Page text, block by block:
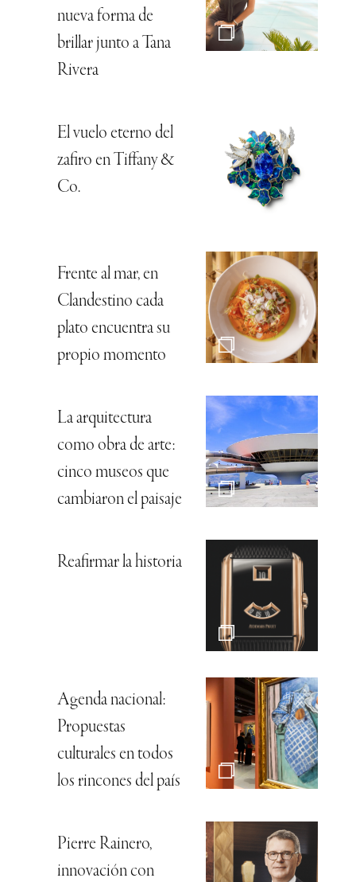
nueva forma de
brillar junto a Tana
Rivera
El vuelo eterno del
zafiro en Tiffany &
Co.
Frente al mar, en
Clandestino cada
plato encuentra su
propio momento
La arquitectura
como obra de arte:
cinco museos que
cambiaron el paisaje
Reafirmar la historia
Agenda nacional:
Propuestas
culturales en todos
los rincones del país
Pierre Rainero,
innovación con